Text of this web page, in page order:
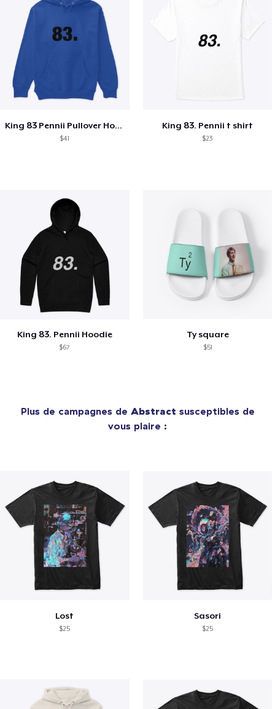
King 83 Pennii Pullover Hoodie
$41
King 83. Pennii t shirt
$23
King 83. Pennii Hoodie
$67
Ty square
$51
Plus de campagnes de Abstract susceptibles de
vous plaire :
Lost
$25
Sasori
$25